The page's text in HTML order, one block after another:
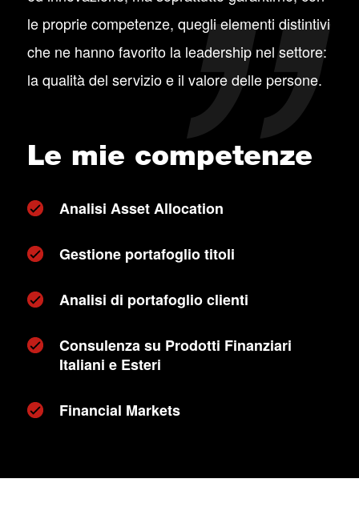
le proprie competenze, quegli elementi distintivi
che ne hanno favorito la leadership nel settore:
la qualità del servizio e il valore delle persone.
Le mie competenze
Analisi Asset Allocation
Gestione portafoglio titoli
Analisi di portafoglio clienti
Consulenza su Prodotti Finanziari
Italiani e Esteri
Financial Markets